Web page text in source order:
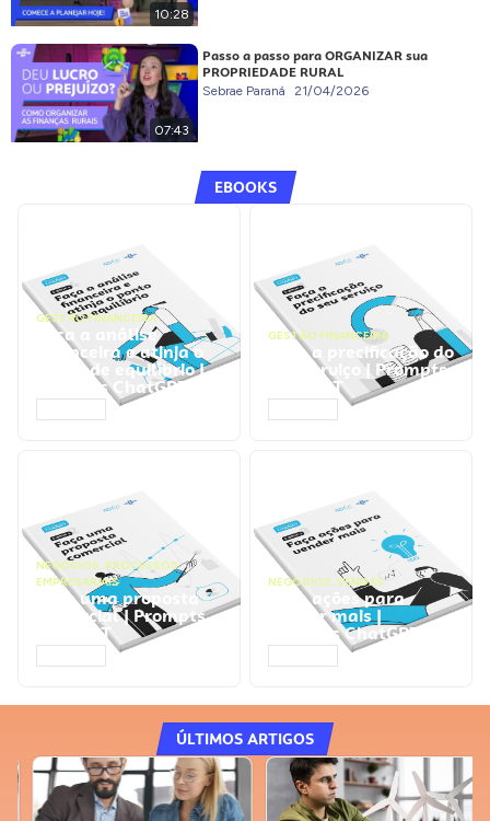
10:28
07:43
Passo a passo para ORGANIZAR sua
PROPRIEDADE RURAL
Sebrae Paraná 21/04/2026
EBOOKS
GESTÃO FINANCEIRA
Faça a análise
financeira e atinja o
ponto de equilíbrio |
Prompts ChatGPT
GESTÃO FINANCEIRA
Faça a precificação do
seu serviço | Prompts
ChatGPT
NEGÓCIOS, PROCESSOS
EMPRESARIAIS
Faça uma proposta
comercial | Prompts
ChatGPT
NEGÓCIOS, VENDAS
Faça ações para
vender mais |
Prompts ChatGPT
ÚLTIMOS ARTIGOS